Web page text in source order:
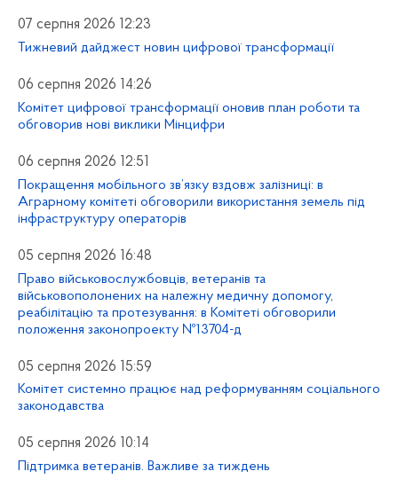
07 серпня 2026 12:23
Тижневий дайджест новин цифрової трансформації
06 серпня 2026 14:26
Комітет цифрової трансформації оновив план роботи та
обговорив нові виклики Мінцифри
06 серпня 2026 12:51
Покращення мобільного зв’язку вздовж залізниці: в
Аграрному комітеті обговорили використання земель під
інфраструктуру операторів
05 серпня 2026 16:48
Право військовослужбовців, ветеранів та
військовополонених на належну медичну допомогу,
реабілітацію та протезування: в Комітеті обговорили
положення законопроекту №13704-д
05 серпня 2026 15:59
Комітет системно працює над реформуванням соціального
законодавства
05 серпня 2026 10:14
Підтримка ветеранів. Важливе за тиждень